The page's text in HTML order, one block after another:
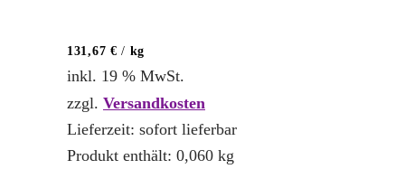
131,67 € / kg
inkl. 19 % MwSt.
zzgl. Versandkosten
Lieferzeit: sofort lieferbar
Produkt enthält: 0,060 kg